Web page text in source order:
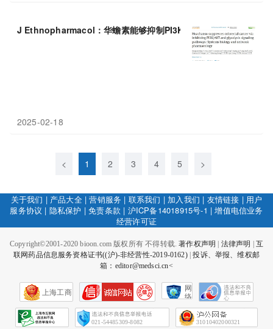
J Ethnopharmacol：华蟾素能够抑制PI3K/ AKT和糖酵解通路，
2025-02-18
< 1 2 3 4 5 >
关于我们 | 产品大全|营销服务 | 联系我们 | 加入我们 | 友情链接 | 用户
服务协议 | 隐私保护 |免责条款 | 沪ICP备14018915号-1 |增值电信业务
经营许可证
Copyright©2001-2020 bioon.com 版权所有 不得转载.著作权声明 法律声明
互
联网药品信息服务资格证书((沪)-非经营性-2019-0162)|投诉、举报、维权邮
箱：editor@medsci.cn<
上海工商
网
络
会
征
021-54485309-8082 31010402000321